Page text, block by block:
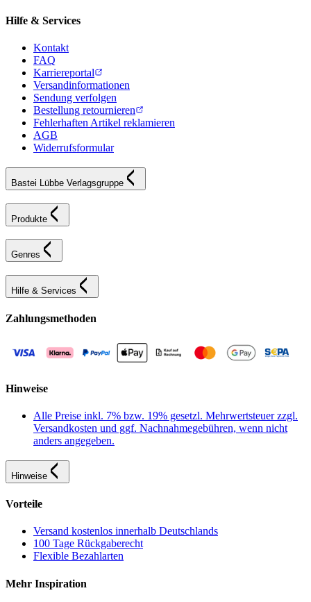
Hilfe & Services
Kontakt
FAQ
Karriereportal
Versandinformationen
Sendung verfolgen
Bestellung retournieren
Fehlerhaften Artikel reklamieren
AGB
Widerrufsformular
Bastei Lübbe Verlagsgruppe
Produkte
Genres
Hilfe & Services
Zahlungsmethoden
Hinweise
Alle Preise inkl. 7% bzw. 19% gesetzl. Mehrwertsteuer zzgl.
Versandkosten und ggf. Nachnahmegebühren, wenn nicht
anders angegeben.
Hinweise
Vorteile
Versand kostenlos innerhalb Deutschlands
100 Tage Rückgaberecht
Flexible Bezahlarten
Mehr Inspiration